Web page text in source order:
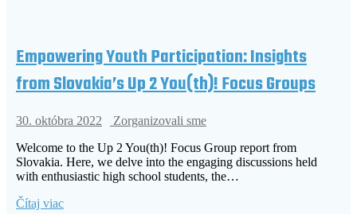
Empowering Youth Participation: Insights
from Slovakia’s Up 2 You(th)! Focus Groups
30. októbra 2022
Zorganizovali sme
Welcome to the Up 2 You(th)! Focus Group report from
Slovakia. Here, we delve into the engaging discussions held
with enthusiastic high school students, the…
Čítaj viac